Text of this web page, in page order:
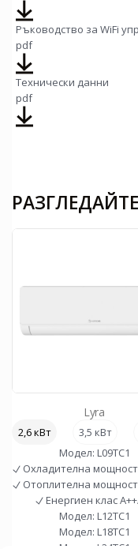
Ръководство за WiFi
pdf
Технически данни
pdf
РАЗГЛЕДАЙТЕ
Lyra
2,6 кВт 3,5 кВт
Модел: L09TC1
Охладителна мощност
Отоплителна мощност
Енергиен клас
Модел: L12TC1
Модел: L18TC1